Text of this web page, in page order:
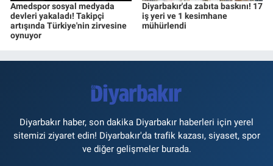
Amedspor sosyal medyada
devleri yakaladı! Takipçi
artışında Türkiye'nin zirvesine
oynuyor
Diyarbakır'da zabıta baskını! 17
iş yeri ve 1 kesimhane
mühürlendi
Diyarbakır haber, son dakika Diyarbakır haberleri için yerel
sitemizi ziyaret edin! Diyarbakır'da trafik kazası, siyaset, spor
ve diğer gelişmeler burada.